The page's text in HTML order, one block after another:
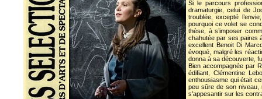
Si le parcours
dramaturgie, celui de
troublée, excepté
pourquoi ce volet se
thèse, à s’imposer
chahutée par ses paires
excellent Benoit Di
évoqué, malgré les
donna à sa découverte,
Bien accompagnée par
édifiant, Clémentine
enthousiasme qui était
peu sûre de son niveau,
s’appesantir sur les